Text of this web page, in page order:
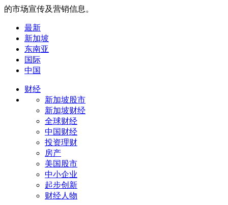
的市场宣传及营销信息。
最新
新加坡
东南亚
国际
中国
财经
新加坡股市
新加坡财经
全球财经
中国财经
投资理财
房产
美国股市
中小企业
起步创新
财经人物